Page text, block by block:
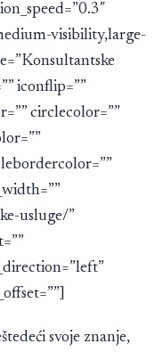
visibility,large-
iconflip=””
circlecolor=””
usluge/”
svoje znanje,